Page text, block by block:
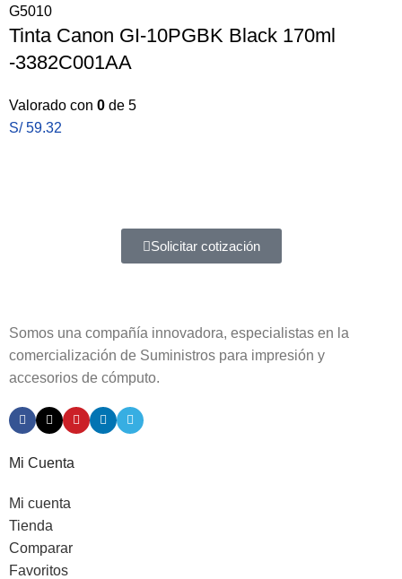
Tinta Canon GI-10PGBK Black 170ml
-3382C001AA
Valorado con 0 de 5
S/59.32
Solicitar cotización
Somos una compañía innovadora, especialistas en la
comercialización de Suministros para impresión y
accesorios de cómputo.
Mi Cuenta
Mi cuenta
Tienda
Comparar
Favoritos